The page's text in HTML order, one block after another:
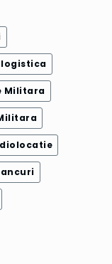
Militara